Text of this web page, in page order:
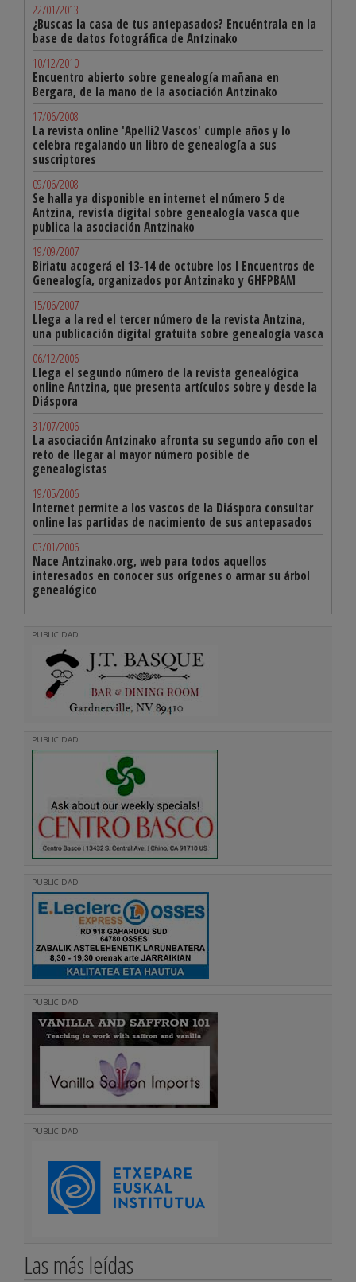
22/01/2013
¿Buscas la casa de tus antepasados? Encuéntrala en la
base de datos fotográfica de Antzinako
10/12/2010
Encuentro abierto sobre genealogía mañana en
Bergara, de la mano de la asociación Antzinako
17/06/2008
La revista online 'Apelli2 Vascos' cumple años y lo
celebra regalando un libro de genealogía a sus
suscriptores
09/06/2008
Se halla ya disponible en internet el número 5 de
Antzina, revista digital sobre genealogía vasca que
publica la asociación Antzinako
19/09/2007
Biriatu acogerá el 13-14 de octubre los I Encuentros de
Genealogía, organizados por Antzinako y GHFPBAM
15/06/2007
Llega a la red el tercer número de la revista Antzina,
una publicación digital gratuita sobre genealogía vasca
06/12/2006
Llega el segundo número de la revista genealógica
online Antzina, que presenta artículos sobre y desde la
Diáspora
31/07/2006
La asociación Antzinako afronta su segundo año con el
reto de llegar al mayor número posible de
genealogistas
19/05/2006
Internet permite a los vascos de la Diáspora consultar
online las partidas de nacimiento de sus antepasados
03/01/2006
Nace Antzinako.org, web para todos aquellos
interesados en conocer sus orígenes o armar su árbol
genealógico
PUBLICIDAD
PUBLICIDAD
PUBLICIDAD
PUBLICIDAD
PUBLICIDAD
Las más leídas